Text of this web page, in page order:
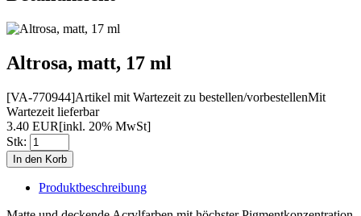
Altrosa, matt, 17 ml
[VA-770944]Artikel mit Wartezeit zu bestellen/vorbestellenMit
Wartezeit lieferbar
3.40 EUR[inkl. 20% MwSt]
Stk:
Produktbeschreibung